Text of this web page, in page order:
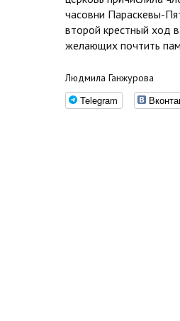
часовни Параскевы-
второй крестный ход
желающих почтить
Людмила Ганжурова
Telegram